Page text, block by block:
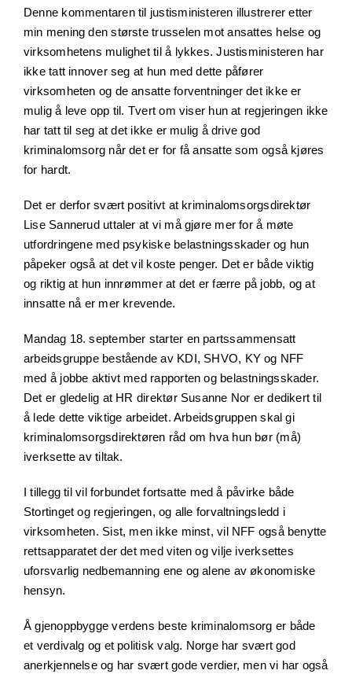
Denne kommentaren til justisministeren illustrerer etter
min mening den største trusselen mot ansattes helse og
virksomhetens mulighet til å lykkes. Justisministeren har
ikke tatt innover seg at hun med dette påfører
virksomheten og de ansatte forventninger det ikke er
mulig å leve opp til. Tvert om viser hun at regjeringen ikke
har tatt til seg at det ikke er mulig å drive god
kriminalomsorg når det er for få ansatte som også kjøres
for hardt.
Det er derfor svært positivt at kriminalomsorgsdirektør
Lise Sannerud uttaler at vi må gjøre mer for å møte
utfordringene med psykiske belastningsskader og hun
påpeker også at det vil koste penger. Det er både viktig
og riktig at hun innrømmer at det er færre på jobb, og at
innsatte nå er mer krevende.
Mandag 18. september starter en partssammensatt
arbeidsgruppe bestående av KDI, SHVO, KY og NFF
med å jobbe aktivt med rapporten og belastningsskader.
Det er gledelig at HR direktør Susanne Nor er dedikert til
å lede dette viktige arbeidet. Arbeidsgruppen skal gi
kriminalomsorgsdirektøren råd om hva hun bør (må)
iverksette av tiltak.
I tillegg til vil forbundet fortsatte med å påvirke både
Stortinget og regjeringen, og alle forvaltningsledd i
virksomheten. Sist, men ikke minst, vil NFF også benytte
rettsapparatet der det med viten og vilje iverksettes
uforsvarlig nedbemanning ene og alene av økonomiske
hensyn.
Å gjenoppbygge verdens beste kriminalomsorg er både
et verdivalg og et politisk valg. Norge har svært god
anerkjennelse og har svært gode verdier, men vi har også